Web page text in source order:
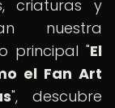
criaturas y
nuestra
principal "El
el Fan Art
", descubre